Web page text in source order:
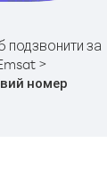
за
>
номер